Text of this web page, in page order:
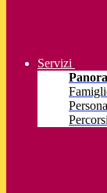
Servizi